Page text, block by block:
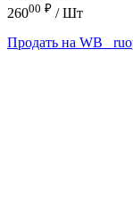
26000 ₽ / Шт
Продать на WB